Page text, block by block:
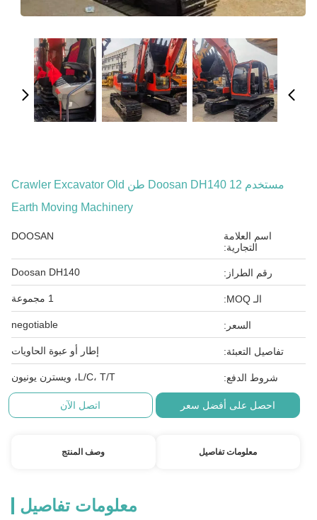
مستخدم Doosan DH140 12 طن Crawler Excavator Old
Earth Moving Machinery
اسم العلامة
التجارية:
DOOSAN
رقم الطراز: Doosan DH140
الـ MOQ: 1 مجموعة
السعر: negotiable
تفاصيل التعبئة: إطار أو عبوة الحاويات
شروط الدفع: L/C، T/T، ويسترن يونيون
احصل على أفضل سعر اتصل الآن
معلومات تفاصيل وصف المنتج
معلومات تفاصيل